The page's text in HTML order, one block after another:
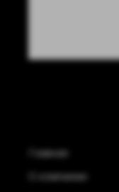
Главная
О компании